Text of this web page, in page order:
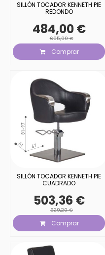
SILLÓN TOCADOR KENNETH PIE
REDONDO
484,00 €
605,00 €
Comprar
SILLÓN TOCADOR KENNETH PIE
CUADRADO
503,36 €
629,20 €
Comprar